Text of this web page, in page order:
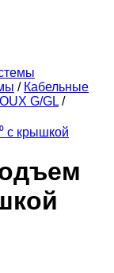
/ Кабельные
G/GL /
с крышкой